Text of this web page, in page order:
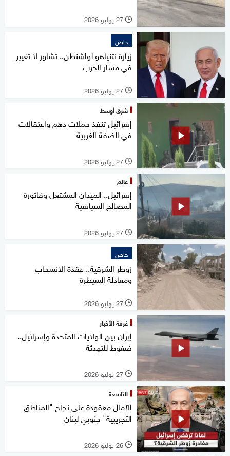
l 27 يوليو 2026
خاص
زيارة نتنياهو لواشنطن.. تشاور لا تغيير
في مسار الحرب
l 27 يوليو 2026
شرق أوسط
إسرائيل تنفذ حملات دهم واعتقالات
في الضفة الغربية
l 27 يوليو 2026
عالم
إسرائيل.. الميدان المشتعل وفاتورة
المصالح السياسية
l 27 يوليو 2026
خاص
زوطر الشرقية.. عقدة الانسحاب
ومعادلة السيطرة
l 27 يوليو 2026
غرفة الأخبار
إيران بين الولايات المتحدة وإسرائيل..
ضغوط للتهدئة
l 27 يوليو 2026
التاسعة
الآمال معقودة على نجاح "المناطق
التجريبية" جنوبي لبنان
l 26 يوليو 2026